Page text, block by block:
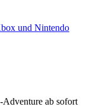
und Nintendo
ab sofort